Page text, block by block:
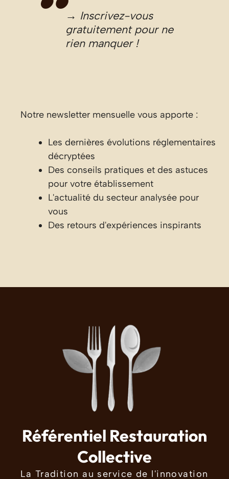
→ Inscrivez-vous
gratuitement pour ne
rien manquer !
Notre newsletter mensuelle vous apporte :
Les dernières évolutions réglementaires
décryptées
Des conseils pratiques et des astuces
pour votre établissement
L'actualité du secteur analysée pour
vous
Des retours d'expériences inspirants
Référentiel Restauration
Collective
La Tradition au service de l'innovation